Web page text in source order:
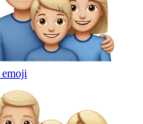
emoji